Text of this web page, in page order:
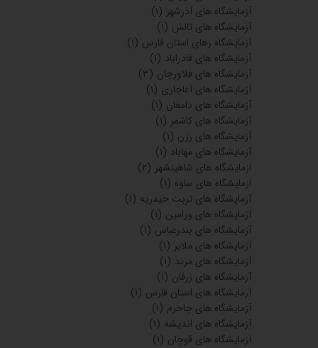
آزمایشگاه های آذرشهر (۱)
آزمایشگاه های تالش (۱)
آزمایشگاه رهای استان فارس (۱)
آزمایشگاه های قادراباد (۱)
آزمایشگاه های فلاورجان (۳)
آزمایشگاه های آغاجاری (۱)
آزمایشگاه های دامغان (۱)
آزمایشگاه های کاشمر (۱)
آزمایشگاه های رزن (۱)
آزمایشگاه های مهاباد (۱)
ازمایشگاه های شاهینشهر (۲)
ازمایشگاه های ساوه (۱)
آزمایشگاه های تربت حیدریه (۱)
آزمایشگاه های ورامین (۱)
آزمایشگاه های بندرعباس (۱)
آزمایشگاه های ملایر (۱)
آزمایشگاه های مرند (۱)
آزمایشگاه های زرقان (۱)
آرمایشگاه های استان فارس (۱)
آزمایشگاه های جاحرم (۱)
آزمایشگاه های اندیشه (۱)
آزمایشگاه های قوچان (۱)